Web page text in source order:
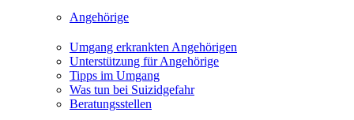
Angehörige
Umgang erkrankten Angehörigen
Unterstützung für Angehörige
Tipps im Umgang
Was tun bei Suizidgefahr
Beratungsstellen